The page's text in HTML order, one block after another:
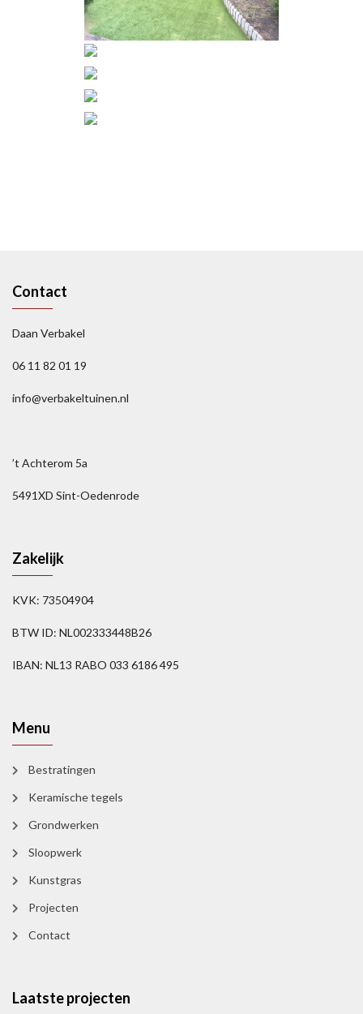
Contact
Daan Verbakel
06 11 82 01 19
info@verbakeltuinen.nl
’t Achterom 5a
5491XD Sint-Oedenrode
Zakelijk
KVK: 73504904
BTW ID: NL002333448B26
IBAN: NL13 RABO 033 6186 495
Menu
Bestratingen
Keramische tegels
Grondwerken
Sloopwerk
Kunstgras
Projecten
Contact
Laatste projecten